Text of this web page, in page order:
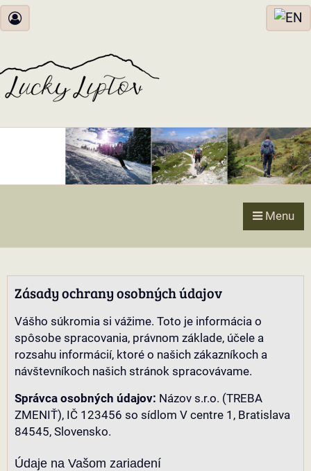
Menu
Zásady ochrany osobných údajov
Vášho súkromia si vážime. Toto je informácia o
spôsobe spracovania, právnom základe, účele a
rozsahu informácií, ktoré o našich zákazníkoch a
návštevníkoch našich stránok spracovávame.
Správca osobných údajov: Názov s.r.o. (TREBA
ZMENIŤ), IČ 123456 so sídlom V centre 1, Bratislava
84545, Slovensko.
Údaje na Vašom zariadení